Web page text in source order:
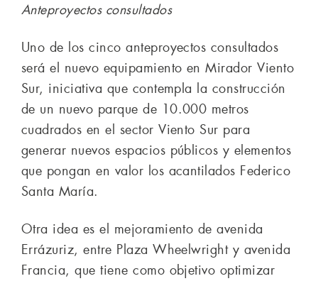
Anteproyectos consultados
Uno de los cinco anteproyectos consultados
será el nuevo equipamiento en Mirador Viento
Sur, iniciativa que contempla la construcción
de un nuevo parque de 10.000 metros
cuadrados en el sector Viento Sur para
generar nuevos espacios públicos y elementos
que pongan en valor los acantilados Federico
Santa María.
Otra idea es el mejoramiento de avenida
Errázuriz, entre Plaza Wheelwright y avenida
Francia, que tiene como objetivo optimizar